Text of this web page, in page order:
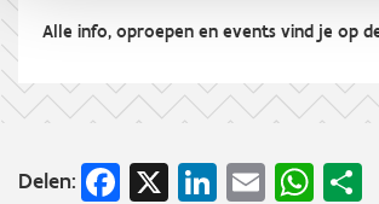
Alle info, oproepen en events vind je op
Delen: Facebook
X LinkedIn
Email